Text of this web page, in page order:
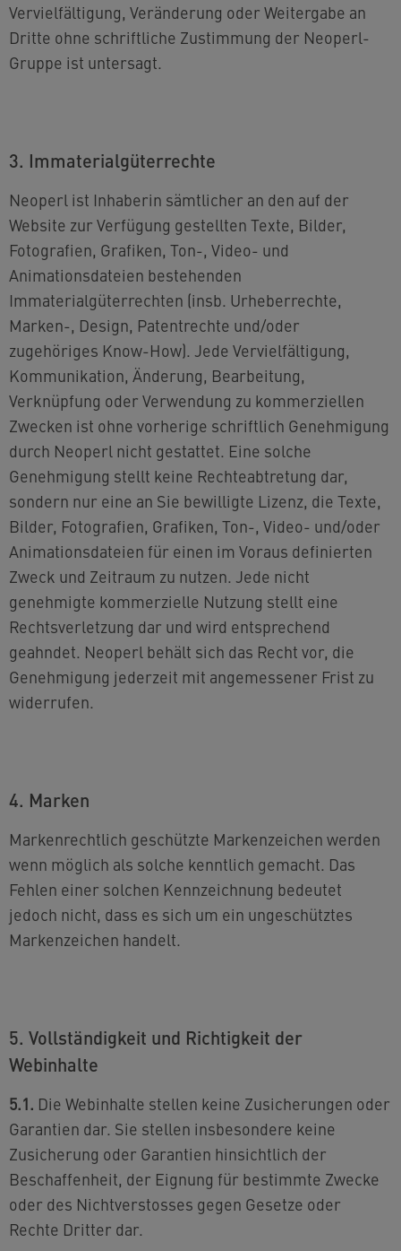
Vervielfältigung, Veränderung oder Weitergabe an
Dritte ohne schriftliche Zustimmung der Neoperl-
Gruppe ist untersagt.
3. Immaterialgüterrechte
Neoperl ist Inhaberin sämtlicher an den auf der
Website zur Verfügung gestellten Texte, Bilder,
Fotografien, Grafiken, Ton-, Video- und
Animationsdateien bestehenden
Immaterialgüterrechten (insb. Urheberrechte,
Marken-, Design, Patentrechte und/oder
zugehöriges Know-How). Jede Vervielfältigung,
Kommunikation, Änderung, Bearbeitung,
Verknüpfung oder Verwendung zu kommerziellen
Zwecken ist ohne vorherige schriftlich Genehmigung
durch Neoperl nicht gestattet. Eine solche
Genehmigung stellt keine Rechteabtretung dar,
sondern nur eine an Sie bewilligte Lizenz, die Texte,
Bilder, Fotografien, Grafiken, Ton-, Video- und/oder
Animationsdateien für einen im Voraus definierten
Zweck und Zeitraum zu nutzen. Jede nicht
genehmigte kommerzielle Nutzung stellt eine
Rechtsverletzung dar und wird entsprechend
geahndet. Neoperl behält sich das Recht vor, die
Genehmigung jederzeit mit angemessener Frist zu
widerrufen.
4. Marken
Markenrechtlich geschützte Markenzeichen werden
wenn möglich als solche kenntlich gemacht. Das
Fehlen einer solchen Kennzeichnung bedeutet
jedoch nicht, dass es sich um ein ungeschütztes
Markenzeichen handelt.
5. Vollständigkeit und Richtigkeit der
Webinhalte
5.1. Die Webinhalte stellen keine Zusicherungen oder
Garantien dar. Sie stellen insbesondere keine
Zusicherung oder Garantien hinsichtlich der
Beschaffenheit, der Eignung für bestimmte Zwecke
oder des Nichtverstosses gegen Gesetze oder
Rechte Dritter dar.